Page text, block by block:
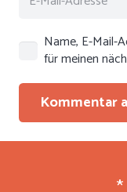
Name, E-Mail-
für meinen
Kommentar